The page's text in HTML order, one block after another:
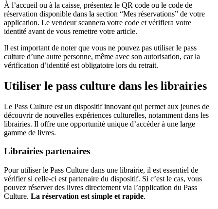
À l’accueil ou à la caisse, présentez le QR code ou le code de
réservation disponible dans la section “Mes réservations” de votre
application. Le vendeur scannera votre code et vérifiera votre
identité avant de vous remettre votre article.
Il est important de noter que vous ne pouvez pas utiliser le pass
culture d’une autre personne, même avec son autorisation, car la
vérification d’identité est obligatoire lors du retrait.
Utiliser le pass culture dans les librairies
Le Pass Culture est un dispositif innovant qui permet aux jeunes de
découvrir de nouvelles expériences culturelles, notamment dans les
librairies. Il offre une opportunité unique d’accéder à une large
gamme de livres.
Librairies partenaires
Pour utiliser le Pass Culture dans une librairie, il est essentiel de
vérifier si celle-ci est partenaire du dispositif. Si c’est le cas, vous
pouvez réserver des livres directement via l’application du Pass
Culture. La réservation est simple et rapide.